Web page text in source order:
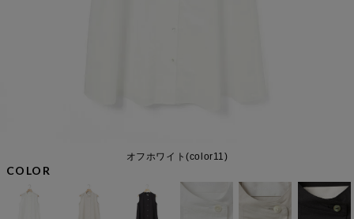
オフホワイト(color11)
COLOR